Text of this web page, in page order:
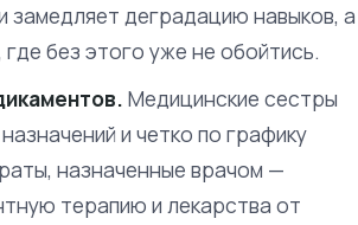
замедляет деградацию навыков, а
без этого уже не обойтись.
Медицинские сестры
и четко по графику
назначенные врачом —
терапию и лекарства от